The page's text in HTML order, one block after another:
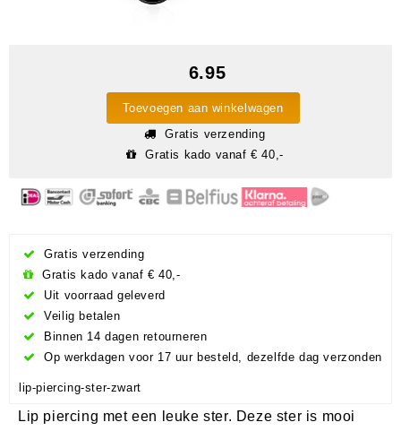
6.95
Toevoegen aan winkelwagen
Gratis verzending
Gratis kado vanaf € 40,-
Gratis verzending
Gratis kado vanaf € 40,-
Uit voorraad geleverd
Veilig betalen
Binnen 14 dagen retourneren
Op werkdagen voor 17 uur besteld, dezelfde dag verzonden
lip-piercing-ster-zwart
Lip piercing met een leuke ster. Deze ster is mooi